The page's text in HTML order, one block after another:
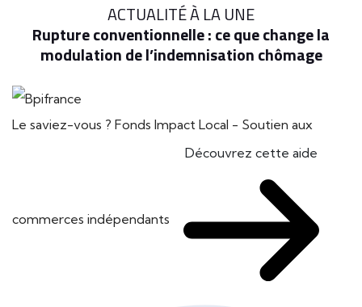
ACTUALITÉ À LA UNE
Rupture conventionnelle : ce que change la
modulation de l’indemnisation chômage
Le saviez-vous ? Fonds Impact Local - Soutien aux
commerces indépendants
Découvrez cette aide